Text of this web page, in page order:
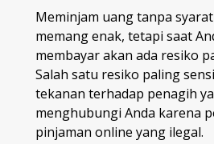
Meminjam uang tanpa
memang enak, tetapi saat
membayar akan ada resiko
Salah satu resiko paling
tekanan terhadap penagih
menghubungi Anda karena
pinjaman online yang ilegal.